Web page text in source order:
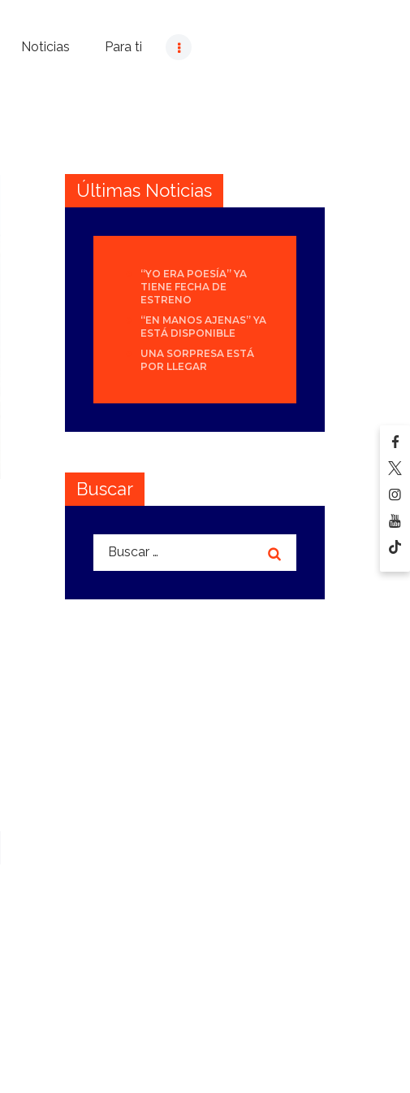
Noticias Para ti
Últimas Noticias
“YO ERA POESÍA” YA
TIENE FECHA DE
ESTRENO
“EN MANOS AJENAS” YA
ESTÁ DISPONIBLE
UNA SORPRESA ESTÁ
POR LLEGAR
Buscar
Buscar: